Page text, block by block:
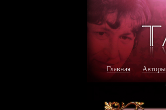
Главная Авторы